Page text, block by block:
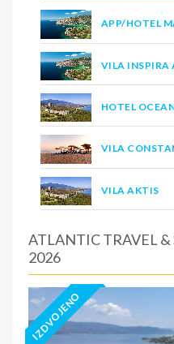
APP/HOTEL
VILA INSPIRA
HOTEL
VILA
VILA AKTIS
ATLANTIC TRAVEL &
2026
IZDVOJENO